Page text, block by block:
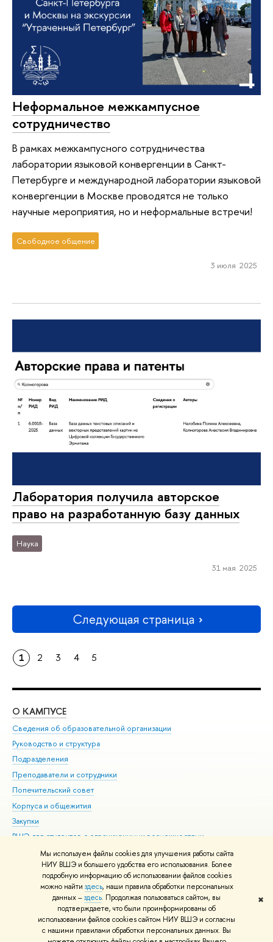
Мы используем файлы cookies для улучшения работы сайта
НИУ ВШЭ и большего удобства его использования. Более
подробную информацию об использовании файлов cookies
можно найти здесь, наши правила обработки персональных
данных –здесь. Продолжая пользоваться сайтом, вы
подтверждаете, что были проинформированы об
использовании файлов cookies сайтом НИУ ВШЭ и согласны
с нашими правилами обработки персональных данных. Вы
✖
Неформальное межкампусное
сотрудничество
В рамках межкампусного сотрудничества
лаборатории языковой конвергенции в Санкт-
Петербурге и международной лаборатории языковой
конвергенции в Москве проводятся не только
научные мероприятия, но и неформальные встречи!
Свободное общение
3 июля 2025
Лаборатория получила авторское
право на разработанную базу данных
Наука
31 мая 2025
Следующая страница
1 2 3 4 5
О КАМПУСЕ
Сведения об образовательной организации
Руководство и структура
Подразделения
Преподаватели и сотрудники
Попечительский совет
Корпуса и общежития
Закупки
ВШЭ для студентов с ограниченными возможностями
здоровья и инвалидностью
Версия для слабовидящих
Единая платежная страница
© НИУ ВШЭ 1993–2026 Адреса и контакты Условия использования
материалов Политика конфиденциальности Карта сайта